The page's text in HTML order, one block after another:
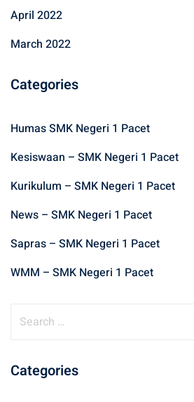
April 2022
March 2022
Categories
Humas SMK Negeri 1 Pacet
Kesiswaan – SMK Negeri 1 Pacet
Kurikulum – SMK Negeri 1 Pacet
News – SMK Negeri 1 Pacet
Sapras – SMK Negeri 1 Pacet
WMM – SMK Negeri 1 Pacet
rCategories